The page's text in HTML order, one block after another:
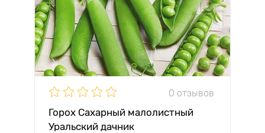
0 отзывов
Горох Сахарный малолистный
Уральский дачник